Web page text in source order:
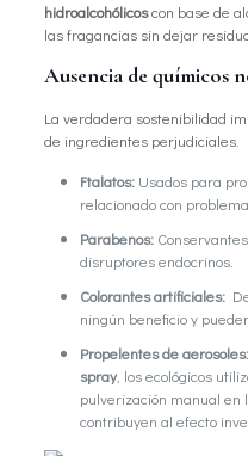
hidroalcohólicoscon base de
las fragancias sin dejar
Ausencia de químicos
La verdadera sostenibilidad
de ingredientes perjudiciales.
Ftalatos:Usados para
relacionado con
Parabenos:
disruptores endocrinos.
Colorantes artificiales:
ningún beneficio y
Propelentes de aerosoles:
spray, los ecológicos
pulverización manual en
contribuyen al efecto